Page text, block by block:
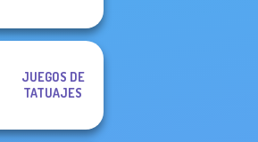
JUEGOS DE
TATUAJES